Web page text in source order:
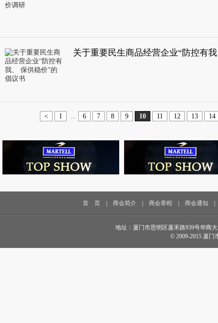
关于重要民生商品经营企业“防控有
< 1 ... 6 7 8 9 10 11 12 13 14
首 页 商会简介 商会章程 商会通知
地址：厦门市思明区厦禾路939号华商大
© 2009-2015 厦